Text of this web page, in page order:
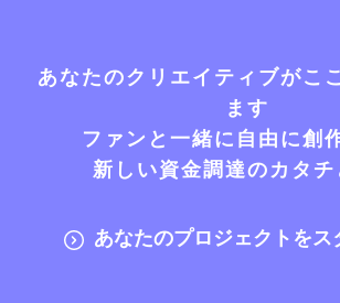
あなたのクリエイティブがこ
ます
ファンと一緒に自由に創
新しい資金調達のカタチ
あなたのプロジェクトをス